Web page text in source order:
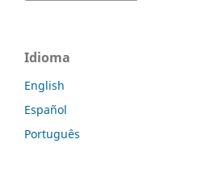
Idioma
English
Español
Português